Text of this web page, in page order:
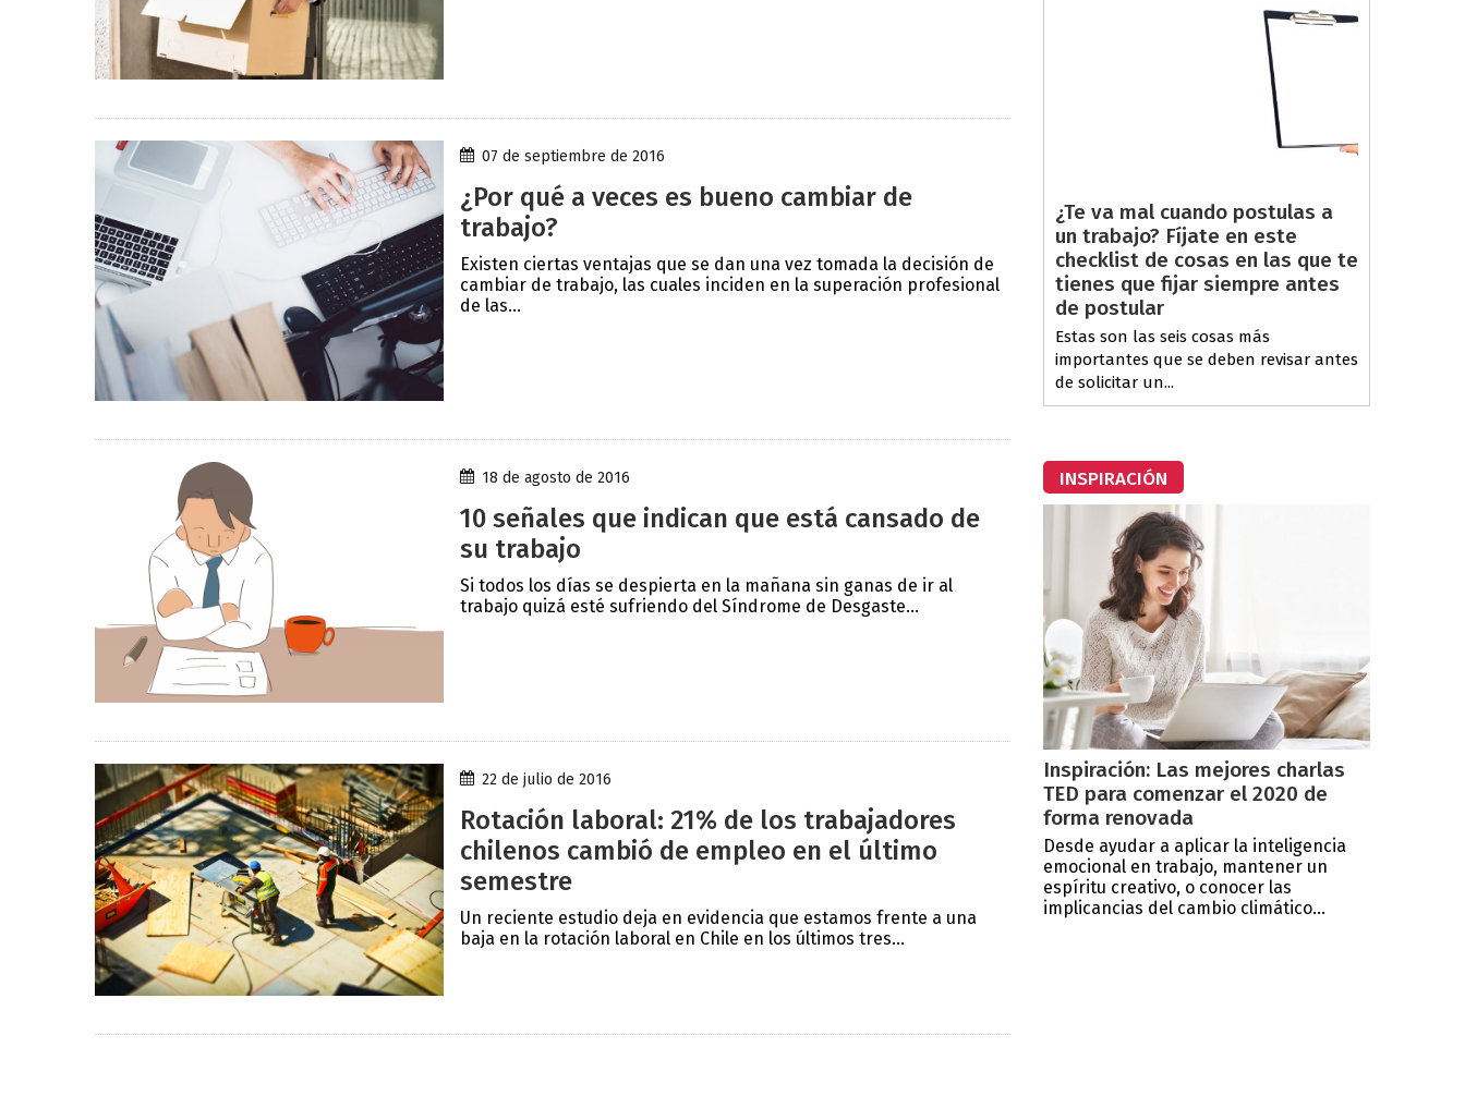
07 de septiembre de 2016
¿Por qué a veces es bueno cambiar de
trabajo?
Existen ciertas ventajas que se dan una vez tomada la decisión de
cambiar de trabajo, las cuales inciden en la superación profesional
de las...
18 de agosto de 2016
10 señales que indican que está cansado de
su trabajo
Si todos los días se despierta en la mañana sin ganas de ir al
trabajo quizá esté sufriendo del Síndrome de Desgaste...
22 de julio de 2016
Rotación laboral: 21% de los trabajadores
chilenos cambió de empleo en el último
semestre
Un reciente estudio deja en evidencia que estamos frente a una
baja en la rotación laboral en Chile en los últimos tres...
¿Te va mal cuando postulas a
un trabajo? Fíjate en este
checklist de cosas en las que te
tienes que fijar siempre antes
de postular
Estas son las seis cosas más
importantes que se deben revisar antes
de solicitar un...
INSPIRACIÓN
Inspiración: Las mejores charlas
TED para comenzar el 2020 de
forma renovada
Desde ayudar a aplicar la inteligencia
emocional en trabajo, mantener un
espíritu creativo, o conocer las
implicancias del cambio climático...